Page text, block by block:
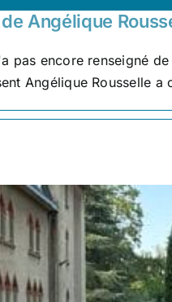
deAngélique
pas encore renseigné
Angélique Rousselle a